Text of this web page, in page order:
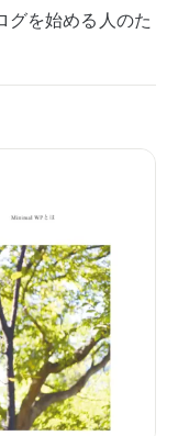
グを始める人のた